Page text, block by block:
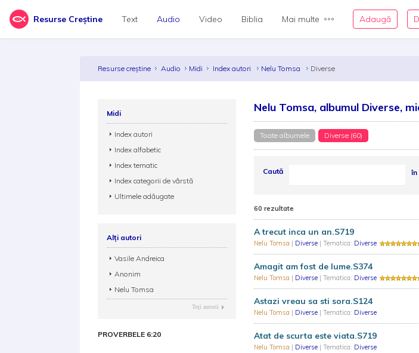
Resurse Creștine Text Audio Video Biblia Mai multe Adaugă
Resurse creștine Audio Midi Index autori Nelu Tomsa Diverse
Nelu Tomsa, albumul Diverse,
Toate albumele Diverse (60)
Caută în
60 rezultate
A trecut inca un an.S719
Nelu Tomsa | Diverse | Tematica: Diverse
Amagit am fost de lume.S374
Nelu Tomsa | Diverse | Tematica: Diverse
Astazi vreau sa sti sora.S124
Nelu Tomsa | Diverse | Tematica: Diverse
Atat de scurta este viata.S719
Nelu Tomsa | Diverse | Tematica: Diverse
Midi
Index autori
Index alfabetic
Index tematic
Index categorii de vârstă
Ultimele adăugate
Alți autori
Vasile Andreica
Anonim
Nelu Tomsa
Toţi autorii
PROVERBELE 6:20